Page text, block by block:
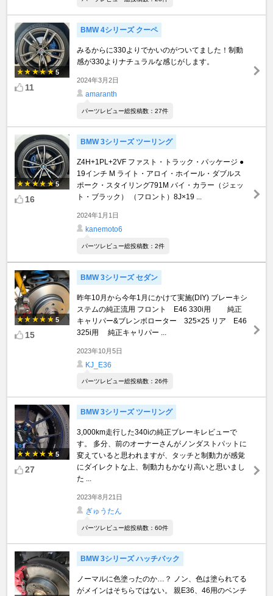
5
11
BMW 4シリーズ クーペ
みるからに330よりでかいのがついてました！制動
感が330よりナチュラルな感じがします。
2024年3月2日
amaranth
パーツレビュー総投稿数：27件
5
16
BMW 3シリーズ ツーリング
Z4H+1PL+2VF ファスト・トラック・パッケージ ●
19インチ M ライト・アロイ・ホイール・ダブルス
ポーク・スタイリング791M バイ・カラー（ジェッ
ト・ブラック） （フロント）8J×19 ...
2024年1月1日
kanemoto6
パーツレビュー総投稿数：2件
5
15
BMW 3シリーズ セダン
昨年10月から今年1月にかけて実施(DIY) ブレーキシ
ステムの純正流用 フロント E46 330i用 純正
キャリパー&ブレンボローター 325×25 リア E46
325i用 純正キャリパー ...
2023年10月5日
KJ_E36
パーツレビュー総投稿数：26件
5
27
BMW 3シリーズ ツーリング
3,000km走行した340iの純正ブレーキレビューで
す。 多分、前のオーナーさんがノンダストパットに
変えていると思われますが、タッチと制動力が感覚
にダイレクトな上、制動力もかなり高いと思いまし
た ...
2023年8月21日
ぎゅうたん
パーツレビュー総投稿数：60件
BMW 3シリーズ ハッチバック
ノーマルに色塗ったのか…？ ノン、色は塗られてる
がメインはそちらではない。 親E36、46用のベンチ